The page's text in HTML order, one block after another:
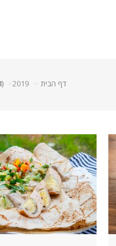
דף הבית 2019
(